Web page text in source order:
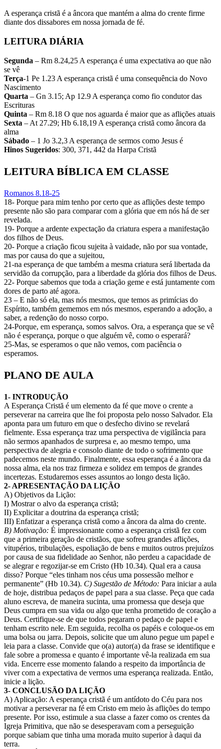
A esperança cristã é a âncora que mantém a alma do crente firme
diante dos dissabores em nossa jornada de fé.
LEITURA DIÁRIA
Segunda – Rm 8.24,25 A esperança é uma expectativa ao que não
se vê
Terça-1 Pe 1.23 A esperança cristã é uma consequência do Novo
Nascimento
Quarta – Gn 3.15; Ap 12.9 A esperança como fio condutor das
Escrituras
Quinta – Rm 8.18 O que nos aguarda é maior que as aflições atuais
Sexta – At 27.29; Hb 6.18,19 A esperança cristã como âncora da
alma
Sábado – 1 Jo 3.2,3 A esperança de sermos como Jesus é
Hinos Sugeridos: 300, 371, 442 da Harpa Cristã
LEITURA BÍBLICA EM CLASSE
Romanos 8.18-25
18- Porque para mim tenho por certo que as aflições deste tempo
presente não são para comparar com a glória que em nós há de ser
revelada.
19- Porque a ardente expectação da criatura espera a manifestação
dos filhos de Deus.
20- Porque a criação ficou sujeita à vaidade, não por sua vontade,
mas por causa do que a sujeitou,
21-na esperança de que também a mesma criatura será libertada da
servidão da corrupção, para a liberdade da glória dos filhos de Deus.
22- Porque sabemos que toda a criação geme e está juntamente com
dores de parto até agora.
23 – E não só ela, mas nós mesmos, que temos as primícias do
Espírito, também gememos em nós mesmos, esperando a adoção, a
saber, a redenção do nosso corpo.
24-Porque, em esperança, somos salvos. Ora, a esperança que se vê
não é esperança, porque o que alguém vê, como o esperará?
25-Mas, se esperamos o que não vemos, com paciência o
esperamos.
PLANO DE AULA
1- INTRODUÇÃO
A Esperança Cristă é um elemento da fé que move o crente a
perseverar na carreira que lhe foi proposta pelo nosso Salvador. Ela
aponta para um futuro em que o desfecho divino se revelará
fielmente. Essa esperança traz uma perspectiva de vigilância para
não sermos apanhados de surpresa e, ao mesmo tempo, uma
perspectiva de alegria e consolo diante de todo o sofrimento que
padecemos neste mundo. Finalmente, essa esperança é a âncora da
nossa alma, ela nos traz firmeza e solidez em tempos de grandes
incertezas. Estudaremos esses assuntos ao longo desta lição.
2- APRESENTAÇÃO DA LIÇÃO
A) Objetivos da Lição:
I) Mostrar o alvo da esperança cristã;
II) Explicitar a doutrina da esperança cristã;
III) Enfatizar a esperança cristã como a âncora da alma do crente.
B) Motivação: É impressionante como a esperança cristã fez com
que a primeira geração de cristãos, que sofreu grandes aflições,
vitupérios, tribulações, espoliação de bens e muitos outros prejuízos
por causa de sua fidelidade ao Senhor, não perdeu a capacidade de
se alegrar e regozijar-se em Cristo (Hb 10.34). Qual era a causa
disso? Porque “eles tinham nos céus uma possessão melhor e
permanente” (Hb 10.34). C) Sugestão de Método: Para iniciar a aula
de hoje, distribua pedaços de papel para a sua classe. Peça que cada
aluno escreva, de maneira sucinta, uma promessa que deseja que
Deus cumpra em sua vida ou algo que tenha prometido de coração a
Deus. Certifique-se de que todos pegaram o pedaço de papel e
tenham escrito nele. Em seguida, recolha os papéis e coloque-os em
uma bolsa ou jarra. Depois, solicite que um aluno pegue um papel e
leia para a classe. Convide que o(a) autor(a) da frase se identifique e
fale sobre a promessa e quanto é importante vê-la realizada em sua
vida. Encerre esse momento falando a respeito da importância de
viver com a expectativa de vermos uma esperança realizada. Então,
inicie a lição.
3- CONCLUSÃO DA LIÇÃO
A) Aplicação: A esperança cristã é um antídoto do Céu para nos
motivar a perseverar na fé em Cristo em meio às aflições do tempo
presente. Por isso, estimule a sua classe a fazer como os crentes da
Igreja Primitiva, que não se desesperavam com a perseguição
porque sabiam que tinha uma morada muito superior à daqui da
terra.